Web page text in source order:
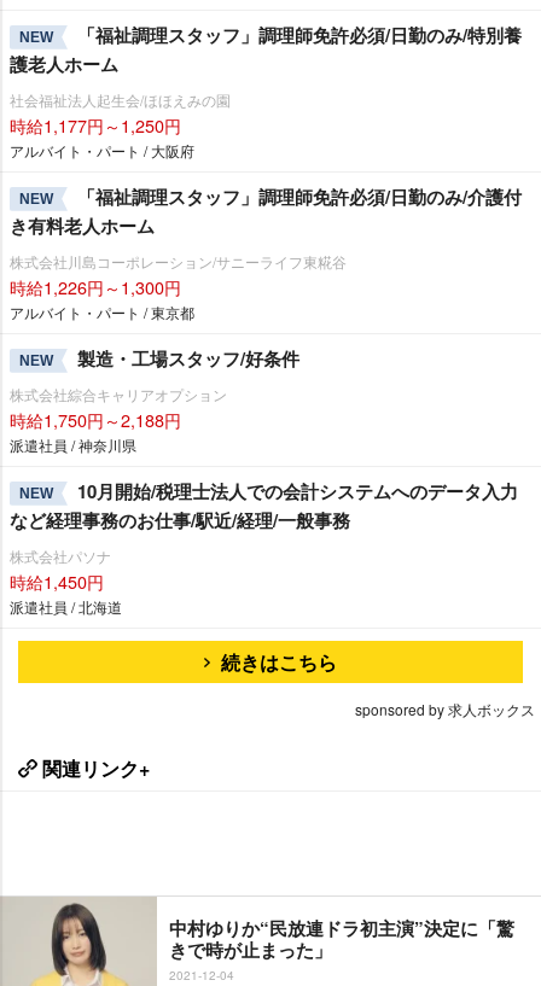
NEW
「福祉調理スタッフ」調理師免許必須/日勤のみ/特別養
護老人ホーム
社会福祉法人起生会/ほほえみの園
時給1,177円～1,250円
アルバイト・パート / 大阪府
NEW
「福祉調理スタッフ」調理師免許必須/日勤のみ/介護付
き有料老人ホーム
株式会社川島コーポレーション/サニーライフ東糀谷
時給1,226円～1,300円
アルバイト・パート / 東京都
NEW 製造・工場スタッフ/好条件
株式会社綜合キャリアオプション
時給1,750円～2,188円
派遣社員 / 神奈川県
NEW
10月開始/税理士法人での会計システムへのデータ入力
など経理事務のお仕事/駅近/経理/一般事務
株式会社パソナ
時給1,450円
派遣社員 / 北海道
続きはこちら
sponsored by 求人ボックス
関連リンク+
中村ゆりか“民放連ドラ初主演”決定に「驚
きで時が止まった」
2021-12-04